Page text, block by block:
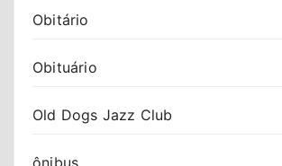
Obitário
Obituário
Old Dogs Jazz Club
ônibus